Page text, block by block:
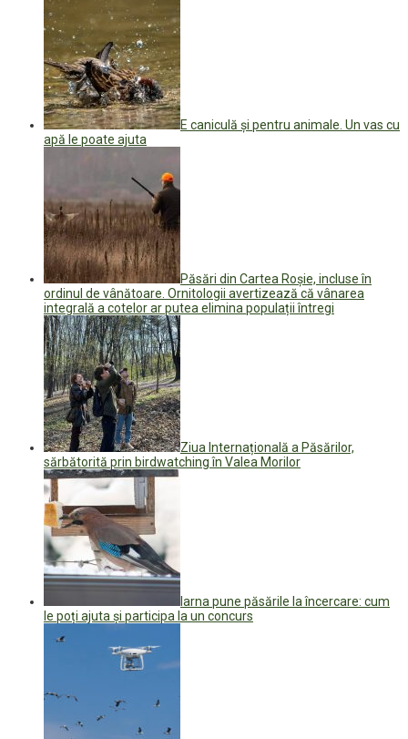
E caniculă și pentru animale. Un vas cu
apă le poate ajuta
Păsări din Cartea Roșie, incluse în
ordinul de vânătoare. Ornitologii avertizează că vânarea
integrală a cotelor ar putea elimina populații întregi
Ziua Internațională a Păsărilor,
sărbătorită prin birdwatching în Valea Morilor
Iarna pune păsările la încercare: cum
le poți ajuta și participa la un concurs